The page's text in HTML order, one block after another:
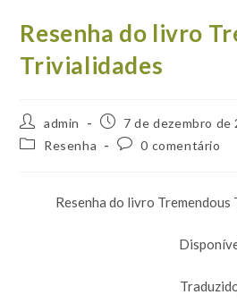
Resenha do livro
Trivialidades
Autor
do
post:
admin
Post
publicado:
7 de dezembro de
Categoria
Resenha
Comentários
0 comentário
Resenha do livro